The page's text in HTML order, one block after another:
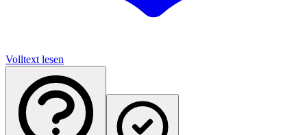
Volltext lesen